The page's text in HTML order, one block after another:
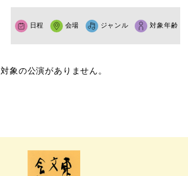
日程 会場 ジャンル 対象年齢
対象の公演がありません。